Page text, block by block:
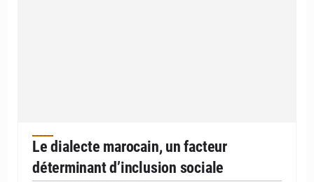
Le dialecte marocain, un facteur
déterminant d’inclusion sociale